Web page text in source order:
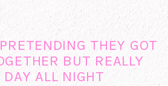
THEY GOT
BUT REALLY
ALL NIGHT